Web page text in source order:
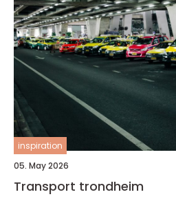
inspiration
05. May 2026
Transport trondheim